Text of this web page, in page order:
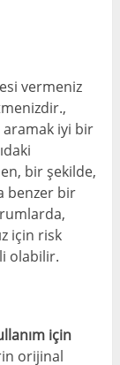
vermeniz
aramak iyi bir
bir şekilde,
benzer bir
için risk
olabilir.
için
orijinal